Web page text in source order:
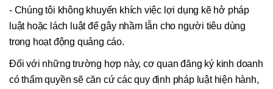
- Chúng tôi không khuyến khích việc lợi dụng kẽ hở pháp
luật hoặc lách luật để gây nhầm lẫn cho người tiêu dùng
trong hoạt động quảng cáo.
Đối với những trường hợp này, cơ quan đăng ký kinh doanh
có thẩm quyền sẽ căn cứ các quy định pháp luật hiện hành,